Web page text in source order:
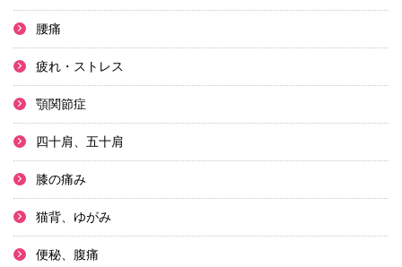
腰痛
疲れ・ストレス
顎関節症
四十肩、五十肩
膝の痛み
猫背、ゆがみ
便秘、腹痛